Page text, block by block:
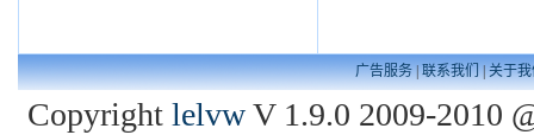
广告服务|联系我们|关于
Copyright lelvwV 1.9.0 2009-2010